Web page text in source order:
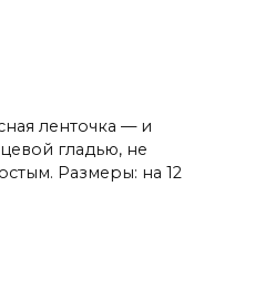
ленточка — и
гладью, не
Размеры: на 12